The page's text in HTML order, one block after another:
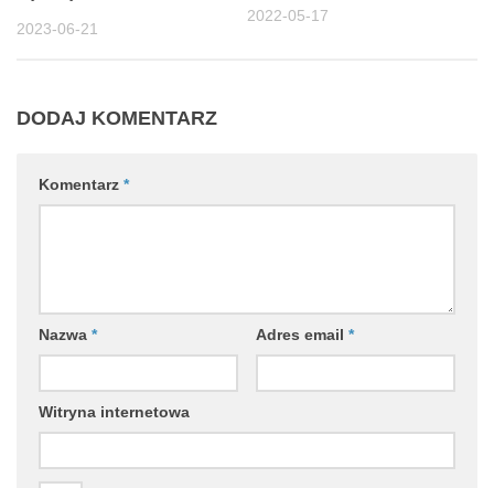
2023-06-21
2022-05-17
DODAJ KOMENTARZ
Komentarz *
Nazwa * Adres email *
Witryna internetowa